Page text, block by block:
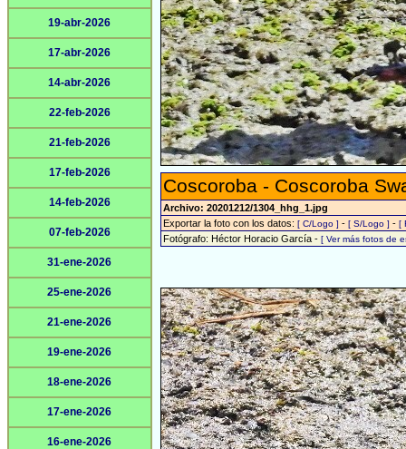
19-abr-2026
17-abr-2026
14-abr-2026
22-feb-2026
21-feb-2026
17-feb-2026
14-feb-2026
07-feb-2026
31-ene-2026
25-ene-2026
21-ene-2026
19-ene-2026
18-ene-2026
17-ene-2026
16-ene-2026
Coscoroba - Coscoroba
Archivo: 20201212/1304_hhg_1.jpg
Exportar la foto con los datos: [ C/Logo ] - [ S/Logo ] - [
Fotógrafo: Héctor Horacio García - [ Ver más fotos de